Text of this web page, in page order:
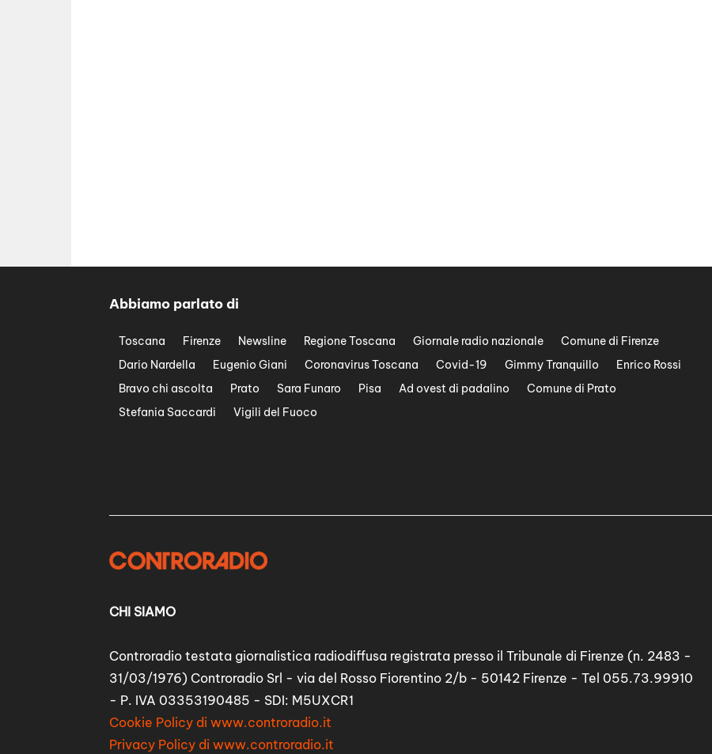
Abbiamo parlato di
Toscana Firenze Newsline Regione Toscana Giornale radio nazionale
Comune di Firenze
Dario Nardella
Eugenio Giani Coronavirus Toscana Covid-19 Gimmy Tranquillo
Enrico Rossi
Bravo chi ascolta
Prato Sara Funaro Pisa Ad ovest di padalino
Comune di Prato
Stefania Saccardi
Vigili del Fuoco
CHI SIAMO
Controradio testata giornalistica radiodiffusa registrata presso il Tribunale di Firenze (n. 2483 -
31/03/1976) Controradio Srl - via del Rosso Fiorentino 2/b - 50142 Firenze - Tel 055.73.99910
- P. IVA 03353190485 - SDI: M5UXCR1
Cookie Policy di www.controradio.it
Privacy Policy di www.controradio.it